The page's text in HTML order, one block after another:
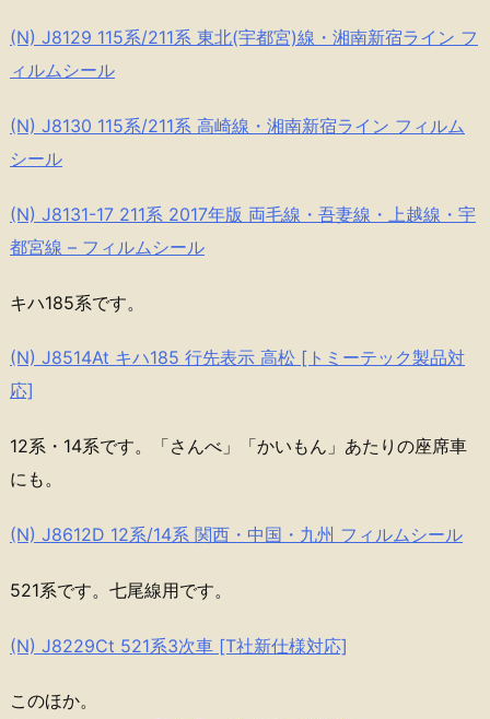
(N) J8129 115系/211系 東北(宇都宮)線・湘南新宿ライン フ
ィルムシール
(N) J8130 115系/211系 高崎線・湘南新宿ライン フィルム
シール
(N) J8131-17 211系 2017年版 両毛線・吾妻線・上越線・宇
都宮線 – フィルムシール
キハ185系です。
(N) J8514At キハ185 行先表示 高松 [トミーテック製品対
応]
12系・14系です。「さんべ」「かいもん」あたりの座席車
にも。
(N) J8612D 12系/14系 関西・中国・九州 フィルムシール
521系です。七尾線用です。
(N) J8229Ct 521系3次車 [T社新仕様対応]
このほか。